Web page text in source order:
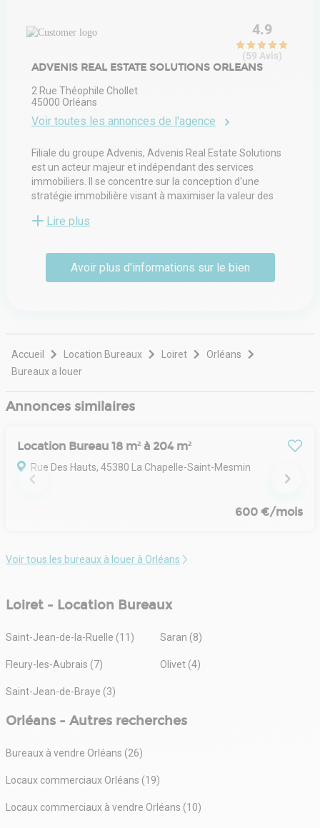
ADVENIS REAL ESTATE SOLUTIONS ORLEANS
4.9
(59 Avis)
2 Rue Théophile Chollet
45000 Orléans
Voir toutes les annonces de l'agence
Filiale du groupe Advenis, Advenis Real Estate Solutions
est un acteur majeur et indépendant des services
immobiliers. Il se concentre sur la conception d'une
stratégie immobilière visant à maximiser la valeur des
immobilier d'un point de vue administratif, financier,
propriétaire ou d'un occupant ; et les transactions, la
location et la vente de locaux professionnels. Conseil en
investissement et arbitrage.
Lire plus
Avoir plus d'informations sur le bien
Accueil Location Bureaux Loiret
Orléans
Bureaux a louer
Annonces similaires
Location Bureau 18 m² à 204 m²
Rue Des Hauts, 45380 La Chapelle-Saint-Mesmin
600 €/mois
Voir tous les bureaux à louer à Orléans
Loiret - Location Bureaux
Saint-Jean-de-la-Ruelle (11) Saran (8)
Fleury-les-Aubrais (7) Olivet (4)
Saint-Jean-de-Braye (3)
Orléans - Autres recherches
Bureaux à vendre Orléans (26)
Locaux commerciaux Orléans (19)
Locaux commerciaux à vendre Orléans (10)